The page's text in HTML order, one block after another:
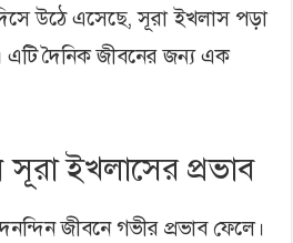
উঠে এসেছে, সূরা ইখলাস পড়া
দৈনিক জীবনের জন্য এক
সূরা ইখলাসের প্রভাব
জীবনে গভীর প্রভাব ফেলে।